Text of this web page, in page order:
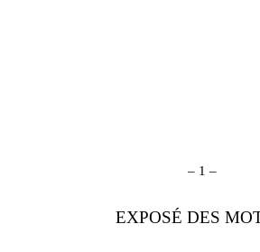
– 1 –
EXPOSÉ DES